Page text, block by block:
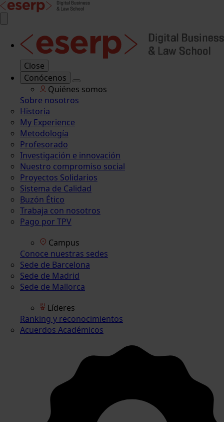
Close
Conócenos
Quiénes somos
Sobre nosotros
Historia
My Experience
Metodología
Profesorado
Investigación e innovación
Nuestro compromiso social
Proyectos Solidarios
Sistema de Calidad
Buzón Ético
Trabaja con nosotros
Pago por TPV
Campus
Conoce nuestras sedes
Sede de Barcelona
Sede de Madrid
Sede de Mallorca
Líderes
Ranking y reconocimientos
Acuerdos Académicos